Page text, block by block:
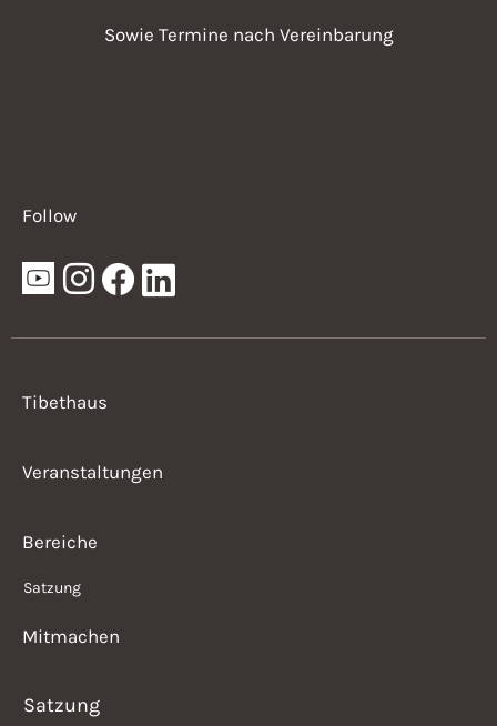
Sowie Termine nach Vereinbarung
Follow
Tibethaus
Veranstaltungen
Bereiche
Satzung
Mitmachen
Satzung